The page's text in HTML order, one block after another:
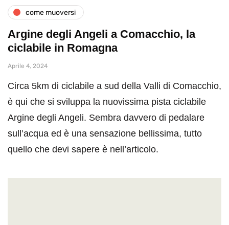
come muoversi
Argine degli Angeli a Comacchio, la
ciclabile in Romagna
Aprile 4, 2024
Circa 5km di ciclabile a sud della Valli di Comacchio,
è qui che si sviluppa la nuovissima pista ciclabile
Argine degli Angeli. Sembra davvero di pedalare
sull’acqua ed è una sensazione bellissima, tutto
quello che devi sapere è nell’articolo.